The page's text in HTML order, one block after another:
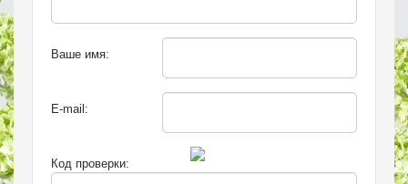
Ваше имя:
E-mail:
Код проверки: